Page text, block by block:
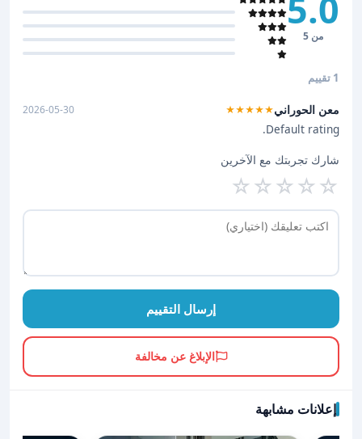
من 5
1 تقييم
معن الحوراني★★★★★
2026-05-30
Default rating.
شارك تجربتك مع الآخرين
☆
☆
☆
☆
☆
إرسال التقييم
الإبلاغ عن مخالفة
إعلانات مشابهة